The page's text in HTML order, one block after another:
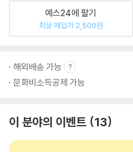
예스24에 팔기
최상 매입가 2,500원
해외배송 가능
문화비소득공제 가능
이 분야의 이벤트 13